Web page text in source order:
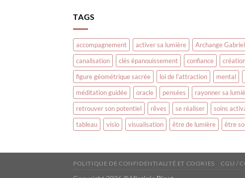
TAGS
accompagnement activer sa lumière Archange Gabriel
canalisation
clés épanouissement confiance
figure géométrique sacrée
loi de l'attraction mental
méditation guidée
oracle pensées
rayonner sa
retrouver son potentiel
rêves se réaliser soins
tableau
visio visualisation être de lumière être
POLITIQUE DE CONFIDENTIALITÉ ET COOKIES CGU /